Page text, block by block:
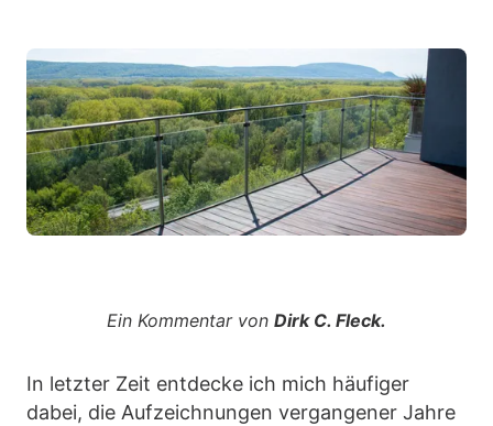
Ein Kommentar von Dirk C. Fleck.
In letzter Zeit entdecke ich mich häufiger
dabei, die Aufzeichnungen vergangener Jahre